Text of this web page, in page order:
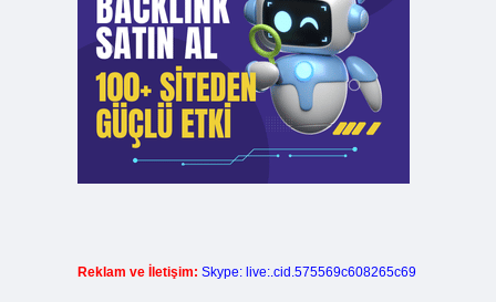
Reklam ve İletişim: Skype: live:.cid.575569c608265c69